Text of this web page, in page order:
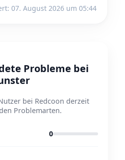
07. August 2026 um 05:44
Probleme bei
bei Redcoon derzeit
Problemarten.
0